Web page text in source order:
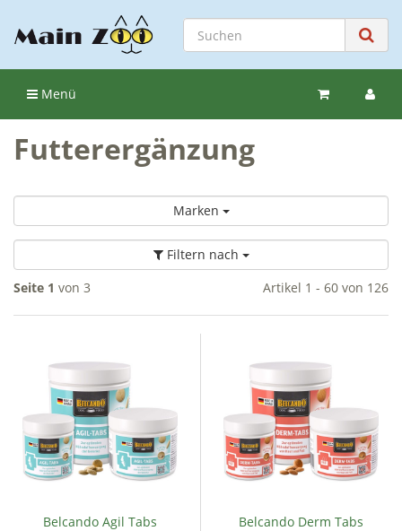
Menü
Futterergänzung
Marken
Filtern nach
Seite 1 von 3 Artikel 1 - 60 von 126
Belcando Agil Tabs
Belcando Derm Tabs